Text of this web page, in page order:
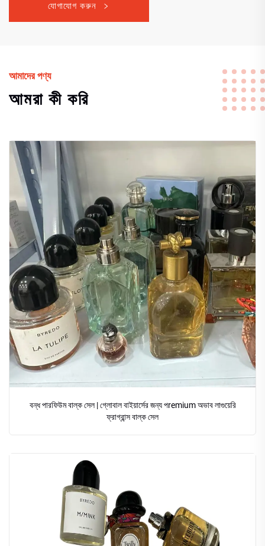
যোগাযোগ করুন
আমাদের পণ্য
আমরা কী করি
বন্ধ পারফিউম বাল্ক সেল | গ্লোবাল বাইয়ার্সের জন্য পremium অভাব লাগুয়েরি
ফ্রাগ্রান্স বাল্ক সেল